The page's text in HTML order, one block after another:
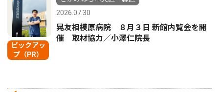
ピックアッ
プ（PR）
2026.07.30
晃友相模原病院 ８月３日 新館内覧会を開
催 取材協力／小澤仁院長